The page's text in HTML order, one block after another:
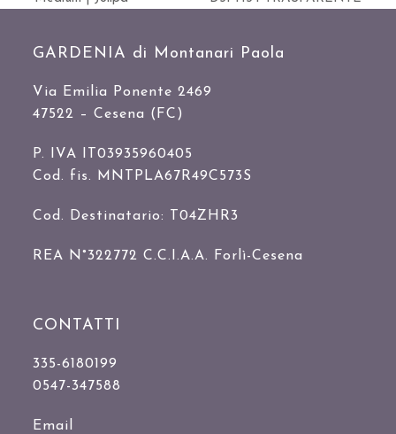
precedente:
articolo:
GARDENIA di Montanari Paola
Via Emilia Ponente 2469
47522 – Cesena (FC)
P. IVA IT03935960405
Cod. fis. MNTPLA67R49C573S
Cod. Destinatario: T04ZHR3
REA N°322772 C.C.I.A.A. Forlì-Cesena
CONTATTI
335-6180199
0547-347588
Email